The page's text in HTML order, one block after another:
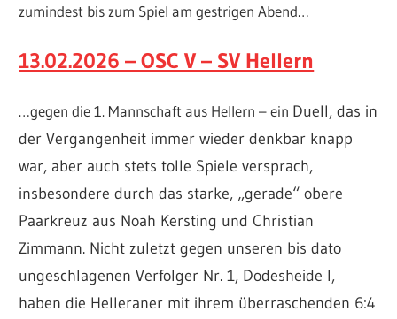
zumindest bis zum Spiel am gestrigen Abend…
13.02.2026 – OSC V – SV Hellern
…gegen die 1. Mannschaft aus Hellern – ein Duell, das in
der Vergangenheit immer wieder denkbar knapp
war, aber auch stets tolle Spiele versprach,
insbesondere durch das starke, „gerade“ obere
Paarkreuz aus Noah Kersting und Christian
Zimmann. Nicht zuletzt gegen unseren bis dato
ungeschlagenen Verfolger Nr. 1, Dodesheide I,
haben die Helleraner mit ihrem überraschenden 6:4